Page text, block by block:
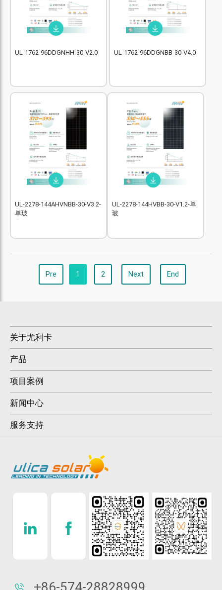
UL-1762-96DDGNHH-30-V2.0 UL-1762-96DDGNBB-30-V4.0
UL-2278-144AHVNBB-30-V3.2-
单玻
UL-2278-144HVBB-30-V1.2-单
玻
Pre 1 2 Next End
关于尤利卡
产品
项目案例
新闻中心
服务支持
+86-574-28828999